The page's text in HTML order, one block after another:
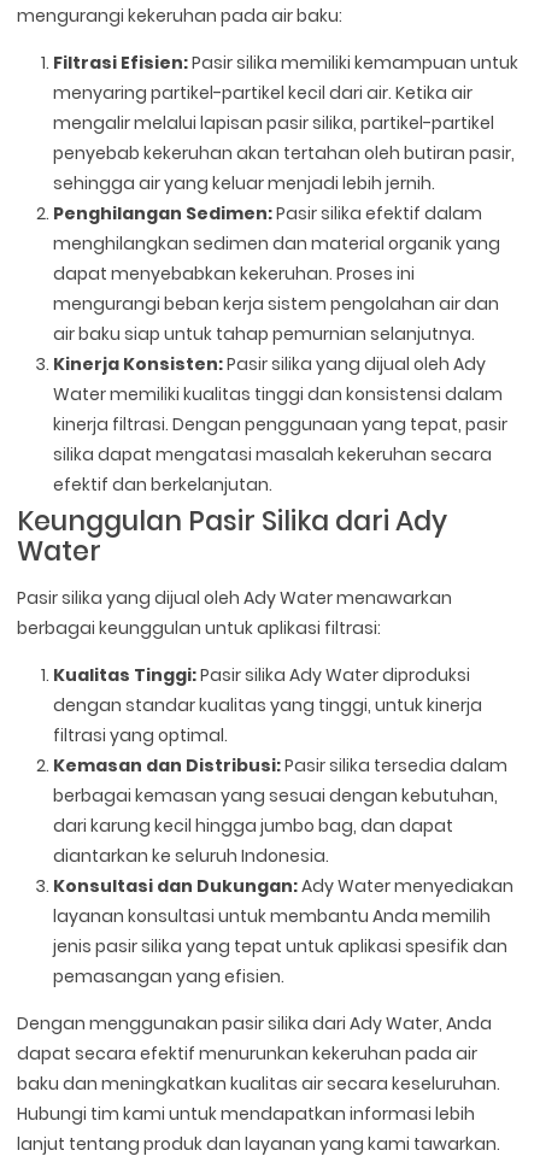
mengurangi kekeruhan pada air baku:
Filtrasi Efisien:Pasir silika memiliki kemampuan untuk
menyaring partikel-partikel kecil dari air. Ketika air
mengalir melalui lapisan pasir silika, partikel-partikel
penyebab kekeruhan akan tertahan oleh butiran pasir,
sehingga air yang keluar menjadi lebih jernih.
Penghilangan Sedimen:Pasir silika efektif dalam
menghilangkan sedimen dan material organik yang
dapat menyebabkan kekeruhan. Proses ini
mengurangi beban kerja sistem pengolahan air dan
air baku siap untuk tahap pemurnian selanjutnya.
Kinerja Konsisten:Pasir silika yang dijual oleh Ady
Water memiliki kualitas tinggi dan konsistensi dalam
kinerja filtrasi. Dengan penggunaan yang tepat, pasir
silika dapat mengatasi masalah kekeruhan secara
efektif dan berkelanjutan.
Keunggulan Pasir Silika dari Ady
Water
Pasir silika yang dijual oleh Ady Water menawarkan
berbagai keunggulan untuk aplikasi filtrasi:
Kualitas Tinggi:Pasir silika Ady Water diproduksi
dengan standar kualitas yang tinggi, untuk kinerja
filtrasi yang optimal.
Kemasan dan Distribusi:Pasir silika tersedia dalam
berbagai kemasan yang sesuai dengan kebutuhan,
dari karung kecil hingga jumbo bag, dan dapat
diantarkan ke seluruh Indonesia.
Konsultasi dan Dukungan:Ady Water menyediakan
layanan konsultasi untuk membantu Anda memilih
jenis pasir silika yang tepat untuk aplikasi spesifik dan
pemasangan yang efisien.
Dengan menggunakan pasir silika dari Ady Water, Anda
dapat secara efektif menurunkan kekeruhan pada air
baku dan meningkatkan kualitas air secara keseluruhan.
Hubungi tim kami untuk mendapatkan informasi lebih
lanjut tentang produk dan layanan yang kami tawarkan.